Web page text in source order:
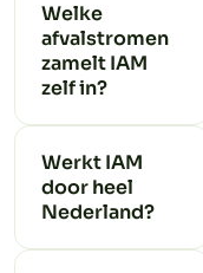
Welke
afvalstromen
zamelt IAM
zelf in?
Werkt IAM
door heel
Nederland?